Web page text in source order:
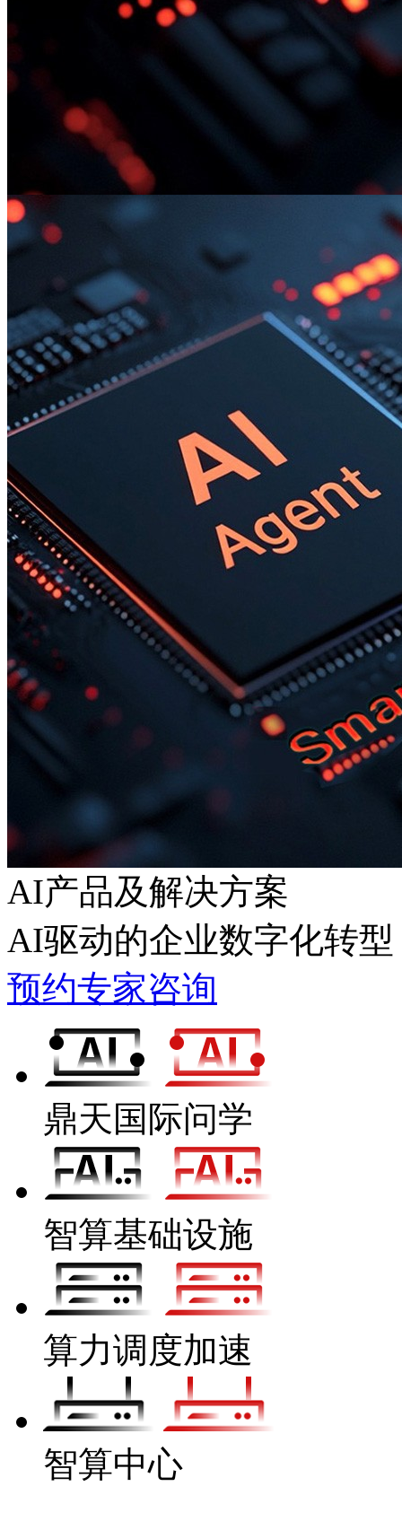
AI产品及解决方案
AI驱动的企业数字化转型
预约专家咨询
鼎天国际问学
智算基础设施
算力调度加速
智算中心